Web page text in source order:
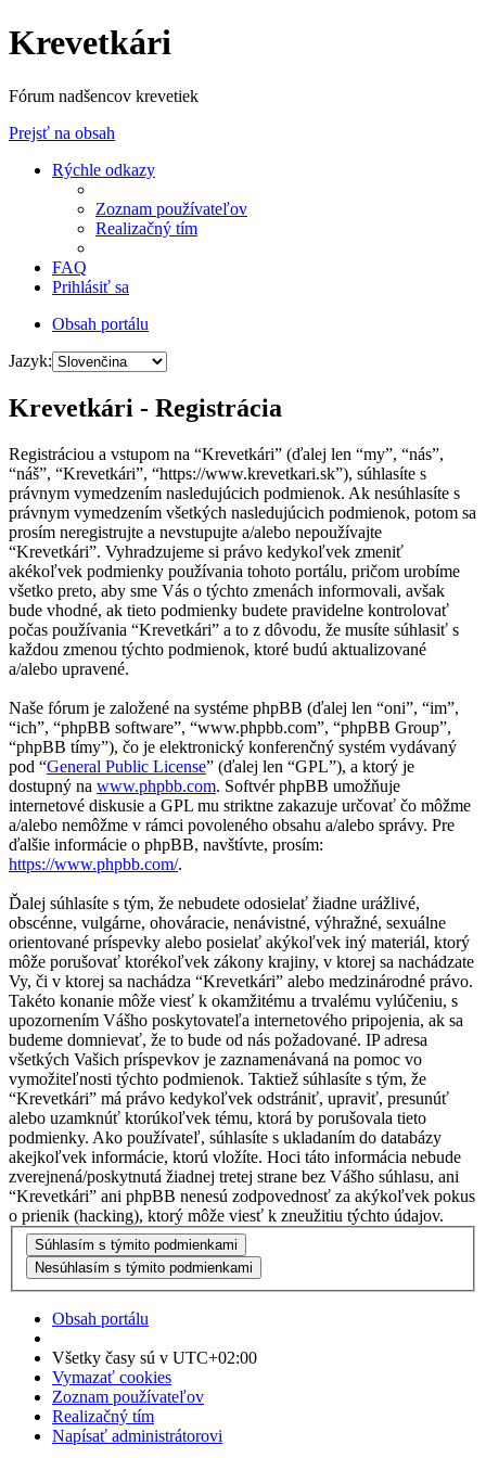
Krevetkári
Fórum nadšencov krevetiek
Prejsť na obsah
Rýchle odkazy
Zoznam používateľov
Realizačný tím
FAQ
Prihlásiť sa
Obsah portálu
Jazyk:
Krevetkári - Registrácia
Registráciou a vstupom na “Krevetkári” (ďalej len “my”, “nás”,
“náš”, “Krevetkári”, “https://www.krevetkari.sk”), súhlasíte s
právnym vymedzením nasledujúcich podmienok. Ak nesúhlasíte s
právnym vymedzením všetkých nasledujúcich podmienok, potom sa
prosím neregistrujte a nevstupujte a/alebo nepoužívajte
“Krevetkári”. Vyhradzujeme si právo kedykoľvek zmeniť
akékoľvek podmienky používania tohoto portálu, pričom urobíme
všetko preto, aby sme Vás o týchto zmenách informovali, avšak
bude vhodné, ak tieto podmienky budete pravidelne kontrolovať
počas používania “Krevetkári” a to z dôvodu, že musíte súhlasiť s
každou zmenou týchto podmienok, ktoré budú aktualizované
a/alebo upravené.
Naše fórum je založené na systéme phpBB (ďalej len “oni”, “im”,
“ich”, “phpBB software”, “www.phpbb.com”, “phpBB Group”,
“phpBB tímy”), čo je elektronický konferenčný systém vydávaný
pod “General Public License” (ďalej len “GPL”), a ktorý je
dostupný na www.phpbb.com. Softvér phpBB umožňuje
internetové diskusie a GPL mu striktne zakazuje určovať čo môžme
a/alebo nemôžme v rámci povoleného obsahu a/alebo správy. Pre
ďalšie informácie o phpBB, navštívte, prosím:
https://www.phpbb.com/.
Ďalej súhlasíte s tým, že nebudete odosielať žiadne urážlivé,
obscénne, vulgárne, ohováracie, nenávistné, výhražné, sexuálne
orientované príspevky alebo posielať akýkoľvek iný materiál, ktorý
môže porušovať ktorékoľvek zákony krajiny, v ktorej sa nachádzate
Vy, či v ktorej sa nachádza “Krevetkári” alebo medzinárodné právo.
Takéto konanie môže viesť k okamžitému a trvalému vylúčeniu, s
upozornením Vášho poskytovateľa internetového pripojenia, ak sa
budeme domnievať, že to bude od nás požadované. IP adresa
všetkých Vašich príspevkov je zaznamenávaná na pomoc vo
vymožiteľnosti týchto podmienok. Taktiež súhlasíte s tým, že
“Krevetkári” má právo kedykoľvek odstrániť, upraviť, presunúť
alebo uzamknúť ktorúkoľvek tému, ktorá by porušovala tieto
podmienky. Ako používateľ, súhlasíte s ukladaním do databázy
akejkoľvek informácie, ktorú vložíte. Hoci táto informácia nebude
zverejnená/poskytnutá žiadnej tretej strane bez Vášho súhlasu, ani
“Krevetkári” ani phpBB nenesú zodpovednosť za akýkoľvek pokus
o prienik (hacking), ktorý môže viesť k zneužitiu týchto údajov.
Obsah portálu
Všetky časy sú v UTC+02:00
Vymazať cookies
Zoznam používateľov
Realizačný tím
Napísať administrátorovi